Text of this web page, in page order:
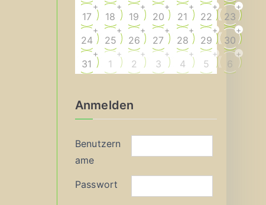
17
+
18
+
19
+
20
+
21
+
22
+
23
+
24
+
25
+
26
+
27
+
28
+
29
+
30
+
31
+
1
+
2
+
3
+
4
+
5
+
6
+
Anmelden
Benutzern
ame
Passwort